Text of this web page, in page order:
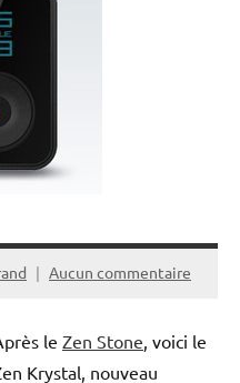
Aucun commentaire
le Zen Stone , voici le
Krystal, nouveau